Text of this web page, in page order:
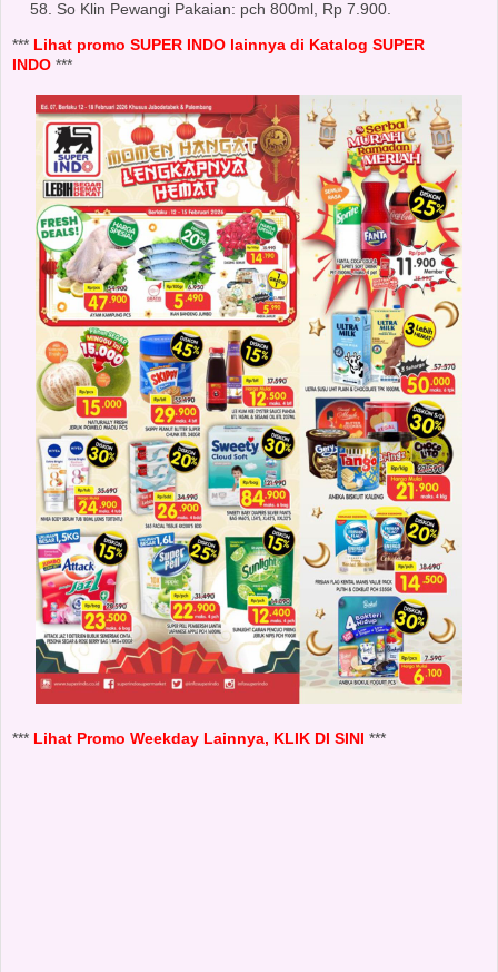
So Klin Pewangi Pakaian: pch 800ml, Rp 7.900.
*** Lihat promo SUPER INDO lainnya di Katalog SUPER
INDO ***
*** Lihat Promo Weekday Lainnya, KLIK DI SINI ***